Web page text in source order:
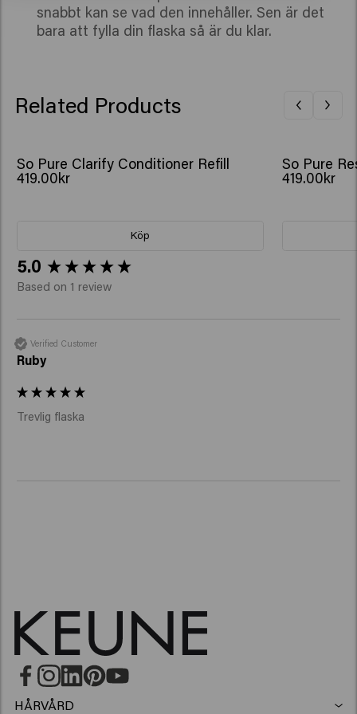
snabbt kan se vad den innehåller. Sen är det
bara att fylla din flaska så är du klar.
Related Products
So Pure Clarify Conditioner Refill
419.00kr
Köp
So Pure
419.00kr
5.0
Based on 1 review
Verified Customer
Ruby
Trevlig flaska
New content loaded
HÅRVÅRD